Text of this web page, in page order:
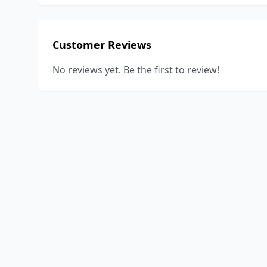
Customer Reviews
No reviews yet. Be the first to review!